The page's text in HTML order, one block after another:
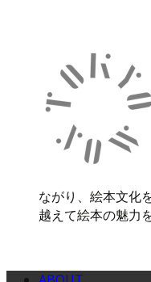
ながり、絵本文化
越えて絵本の魅力